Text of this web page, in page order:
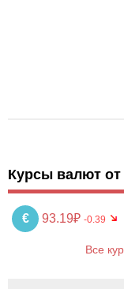
Курсы валют
€ 93.19₽ -0.39
Все